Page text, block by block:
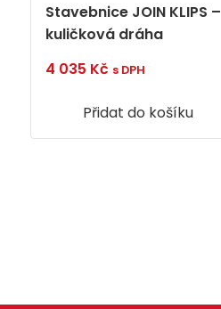
Stavebnice JOIN KLIPS –
kuličková dráha
4 035 Kč s DPH
Přidat do košíku